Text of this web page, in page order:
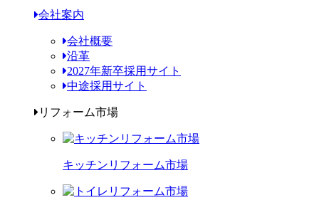
会社案内
会社概要
沿革
2027年新卒採用サイト
中途採用サイト
リフォーム市場
キッチンリフォーム市場